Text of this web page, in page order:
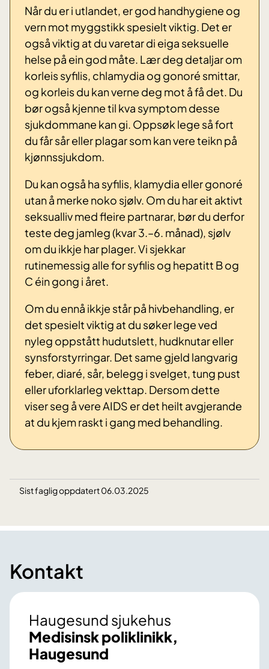
Når du er i utlandet, er god handhygiene og
vern mot myggstikk spesielt viktig. Det er
også viktig at du varetar di eiga seksuelle
helse på ein god måte. Lær deg detaljar om
korleis syfilis, chlamydia og gonoré smittar,
og korleis du kan verne deg mot å få det. Du
bør også kjenne til kva symptom desse
sjukdommane kan gi. Oppsøk lege så fort
du får sår eller plagar som kan vere teikn på
kjønnssjukdom.
Du kan også ha syfilis, klamydia eller gonoré
utan å merke noko sjølv. Om du har eit aktivt
seksualliv med fleire partnarar, bør du derfor
teste deg jamleg (kvar 3.–6. månad), sjølv
om du ikkje har plager. Vi sjekkar
rutinemessig alle for syfilis og hepatitt B og
C éin gong i året.
Om du ennå ikkje står på hivbehandling, er
det spesielt viktig at du søker lege ved
nyleg oppstått hudutslett, hudknutar eller
synsforstyrringar. Det same gjeld langvarig
feber, diaré, sår, belegg i svelget, tung pust
eller uforklarleg vekttap. Dersom dette
viser seg å vere AIDS er det heilt avgjerande
at du kjem raskt i gang med behandling.
Sist faglig oppdatert 06.03.2025
Kontakt
Haugesund sjukehus
Medisinsk poliklinikk,
Haugesund